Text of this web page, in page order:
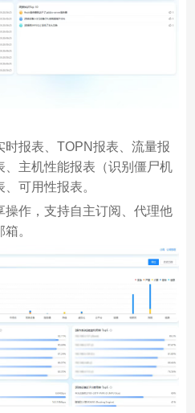
报表、TOPN报表、流量报
主机性能报表（识别僵尸机
可用性报表。
操作，支持自主订阅、代理他
。